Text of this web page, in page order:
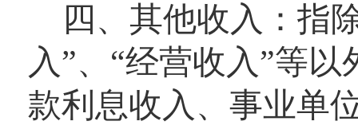
四 、 其他收入： 指
入”、“经营收入”等
款利息收入、事业单